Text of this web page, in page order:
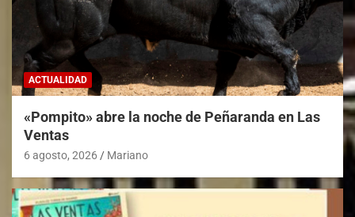
ACTUALIDAD
«Pompito» abre la noche de Peñaranda en Las
Ventas
6 agosto, 2026 Mariano